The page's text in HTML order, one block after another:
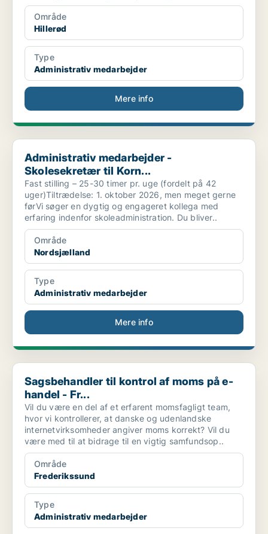
Område
Hillerød
Type
Administrativ medarbejder
Mere info
Administrativ medarbejder - Skolesekretær til Korn...
Administrativ medarbejder -
Skolesekretær til Korn...
Fast stilling – 25-30 timer pr. uge (fordelt på 42
uger)Tiltrædelse: 1. oktober 2026, men meget gerne
førVi søger en dygtig og engageret kollega med
erfaring indenfor skoleadministration. Du bliver..
Område
Nordsjælland
Type
Administrativ medarbejder
Mere info
Sagsbehandler til kontrol af moms på e-handel - Fr...
Sagsbehandler til kontrol af moms på e-
handel - Fr...
Vil du være en del af et erfarent momsfagligt team,
hvor vi kontrollerer, at danske og udenlandske
internetvirksomheder angiver moms korrekt? Vil du
være med til at bidrage til en vigtig samfundsop..
Område
Frederikssund
Type
Administrativ medarbejder